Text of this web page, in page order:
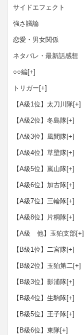
サイドエフェクト
強さ議論
恋愛・男女関係
ネタバレ・最新話感想
○○編[+]
トリガー [+]
【A級1位】太刀川隊[+]
【A級2位】冬島隊[+]
【A級3位】風間隊[+]
【A級4位】草壁隊[+]
【A級5位】嵐山隊[+]
【A級6位】加古隊[+]
【A級7位】三輪隊[+]
【A級8位】片桐隊[+]
【A級 他】玉狛支部[+]
【B級1位】二宮隊[+]
【B級2位】玉狛第二[+]
【B級3位】影浦隊[+]
【B級4位】生駒隊[+]
【B級5位】王子隊[+]
【B級6位】東隊[+]